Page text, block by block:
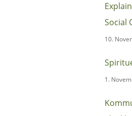
Social
10.
1.